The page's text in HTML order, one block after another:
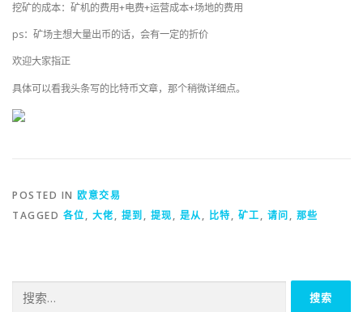
挖矿的成本：矿机的费用+电费+运营成本+场地的费用
ps：矿场主想大量出币的话，会有一定的折价
欢迎大家指正
具体可以看我头条写的比特币文章，那个稍微详细点。
POSTED IN 欧意交易
TAGGED 各位, 大佬, 提到 , 提现, 是从, 比特, 矿工, 请问, 那些
索：